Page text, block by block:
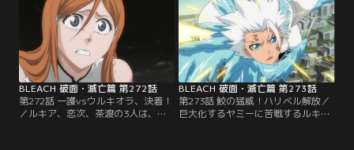
衝もウルキオラを傷つけることさえ
できなかった。それでも一護は、織
姫を救うため、仲間と共に帰るため
ウルキオラに向かっていく。【提
供：バンダイチャンネル】
の矢が迫る。だが、一護と同じく雨
竜の攻撃もウルキオラにはまったく
効かない。反撃され、ついには弓を
引くことさえできなくなってしまう
雨竜。【提供：バンダイチャンネ
ル】
BLEACH 破面・滅亡篇 第272話
第272話 一護vsウルキオラ、決着！
／ルキア、恋次、茶渡の3人は、ル
BLEACH 破面・滅亡篇 第273話
第273話 鮫の猛威！ハリベル解放／
巨大化するヤミーに苦戦するルキ